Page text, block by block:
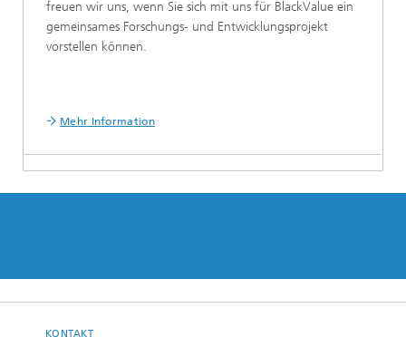
freuen wir uns, wenn Sie sich mit uns für BlackValue ein
gemeinsames Forschungs- und Entwicklungsprojekt
vorstellen können.
Mehr Information
KONTAKT